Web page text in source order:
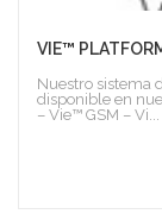
VIE™
Nuestro sistema
disponible en
– Vie™ GSM – Vi...